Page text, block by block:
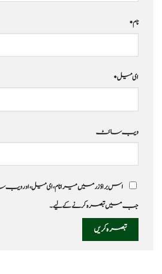
نام*
ای میل*
ویب‌ سائٹ
اس براؤزر میں میرا نام، ای میل، اور ویب
جب میں تبصرہ کرنے کےلیے۔